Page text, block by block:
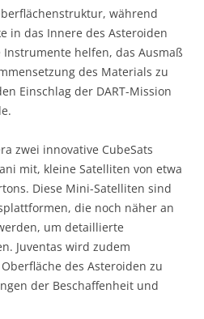
während
in das Innere des Asteroiden
helfen, das Ausmaß
des Materials zu
Einschlag der DART-Mission
zwei innovative CubeSats
mit, kleine Satelliten von etwa
Diese Mini-Satelliten sind
die noch näher an
um detaillierte
Juventas wird zudem
des Asteroiden zu
der Beschaffenheit und